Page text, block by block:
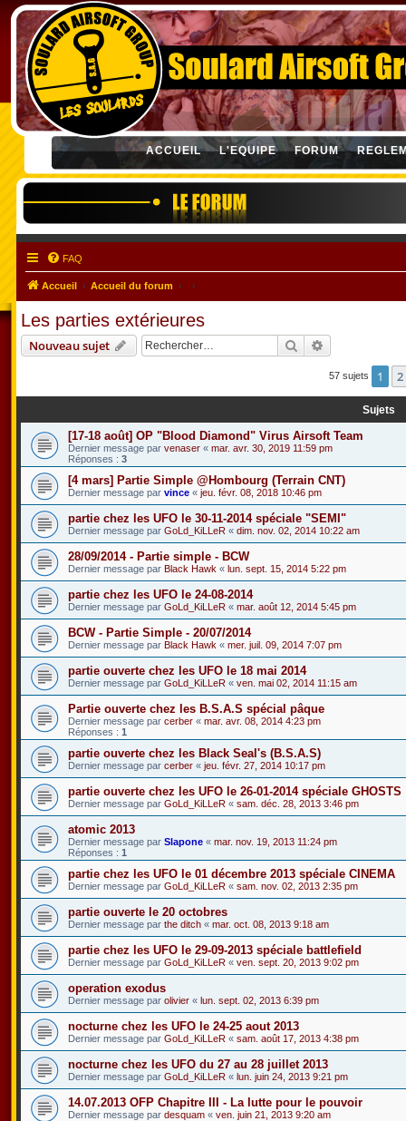
ACCUEIL L'EQUIPE FORUM
FAQ
Accueil Accueil du forum
Les parties extérieures
Nouveau sujet Rechercher
57 sujets 1 2
Sujets
[17-18 août] OP "Blood Diamond" Virus Airsoft Team
Dernier message par venaser « mar. avr. 30, 2019 11:59 pm
Réponses : 3
[4 mars] Partie Simple @Hombourg (Terrain CNT)
Dernier message par vince « jeu. févr. 08, 2018 10:46 pm
partie chez les UFO le 30-11-2014 spéciale "SEMI"
Dernier message par GoLd_KiLLeR « dim. nov. 02, 2014 10:22 am
28/09/2014 - Partie simple - BCW
Dernier message par Black Hawk « lun. sept. 15, 2014 5:22 pm
partie chez les UFO le 24-08-2014
Dernier message par GoLd_KiLLeR « mar. août 12, 2014 5:45 pm
BCW - Partie Simple - 20/07/2014
Dernier message par Black Hawk « mer. juil. 09, 2014 7:07 pm
partie ouverte chez les UFO le 18 mai 2014
Dernier message par GoLd_KiLLeR « ven. mai 02, 2014 11:15 am
Partie ouverte chez les B.S.A.S spécial pâque
Dernier message par cerber « mar. avr. 08, 2014 4:23 pm
Réponses : 1
partie ouverte chez les Black Seal's (B.S.A.S)
Dernier message par cerber « jeu. févr. 27, 2014 10:17 pm
partie ouverte chez les UFO le 26-01-2014 spéciale GHOSTS
Dernier message par GoLd_KiLLeR « sam. déc. 28, 2013 3:46 pm
atomic 2013
Dernier message par Slapone « mar. nov. 19, 2013 11:24 pm
Réponses : 1
partie chez les UFO le 01 décembre 2013 spéciale CINEMA
Dernier message par GoLd_KiLLeR « sam. nov. 02, 2013 2:35 pm
partie ouverte le 20 octobres
Dernier message par the ditch « mar. oct. 08, 2013 9:18 am
partie chez les UFO le 29-09-2013 spéciale battlefield
Dernier message par GoLd_KiLLeR « ven. sept. 20, 2013 9:02 pm
operation exodus
Dernier message par olivier « lun. sept. 02, 2013 6:39 pm
nocturne chez les UFO le 24-25 aout 2013
Dernier message par GoLd_KiLLeR « sam. août 17, 2013 4:38 pm
nocturne chez les UFO du 27 au 28 juillet 2013
Dernier message par GoLd_KiLLeR « lun. juin 24, 2013 9:21 pm
14.07.2013 OFP Chapitre III - La lutte pour le pouvoir
Dernier message par desquam « ven. juin 21, 2013 9:20 am